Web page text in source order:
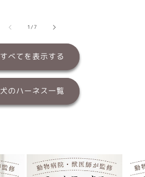
1/の
7
すべてを表示する
犬のハーネス一覧